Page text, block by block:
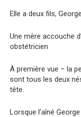
Elle a deux fils,
Une mère accouche
obstétricien
À première vue – la
sont tous les deux
tête.
Lorsque l’aîné